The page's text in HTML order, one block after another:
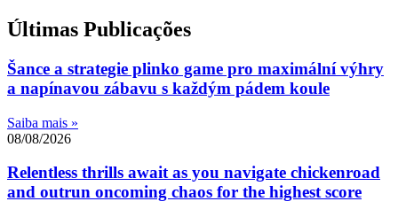
Últimas Publicações
Šance a strategie plinko game pro maximální výhry
a napínavou zábavu s každým pádem koule
Saiba mais »
08/08/2026
Relentless thrills await as you navigate chickenroad
and outrun oncoming chaos for the highest score